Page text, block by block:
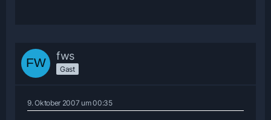
fws
Gast
9. Oktober 2007 um 00:35